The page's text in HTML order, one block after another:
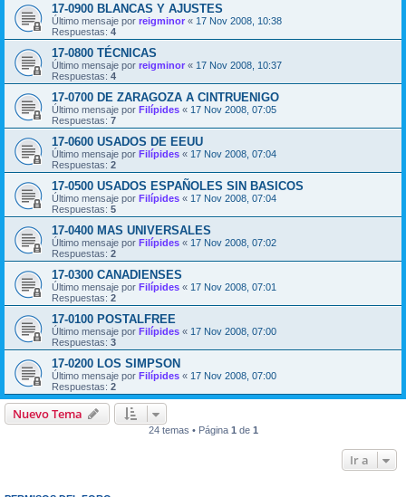
17-0900 BLANCAS Y AJUSTES
Último mensaje por reigminor « 17 Nov 2008, 10:38
Respuestas: 4
17-0800 TÉCNICAS
Último mensaje por reigminor « 17 Nov 2008, 10:37
Respuestas: 4
17-0700 DE ZARAGOZA A CINTRUENIGO
Último mensaje por Filípides « 17 Nov 2008, 07:05
Respuestas: 7
17-0600 USADOS DE EEUU
Último mensaje por Filípides « 17 Nov 2008, 07:04
Respuestas: 2
17-0500 USADOS ESPAÑOLES SIN BASICOS
Último mensaje por Filípides « 17 Nov 2008, 07:04
Respuestas: 5
17-0400 MAS UNIVERSALES
Último mensaje por Filípides « 17 Nov 2008, 07:02
Respuestas: 2
17-0300 CANADIENSES
Último mensaje por Filípides « 17 Nov 2008, 07:01
Respuestas: 2
17-0100 POSTALFREE
Último mensaje por Filípides « 17 Nov 2008, 07:00
Respuestas: 3
17-0200 LOS SIMPSON
Último mensaje por Filípides « 17 Nov 2008, 07:00
Respuestas: 2
Nuevo Tema
24 temas • Página 1 de 1
Ir a